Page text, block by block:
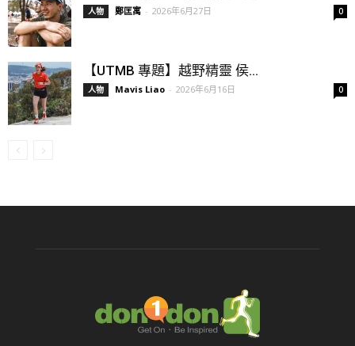
人物 鄭匡寓 - 2026年6月27日 0
【UTMB 專題】越野精靈 侯...
人物 Mavis Liao - 2026年6月16日 0